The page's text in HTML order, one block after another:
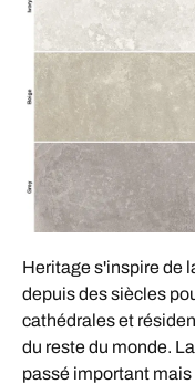
Heritage s'inspire de
depuis des siècles
cathédrales et
du reste du monde.
passé important